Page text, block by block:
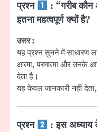
प्रश्न
: “गरीब
इतना महत्वपूर्ण क्यों है?
उत्तर :
यह प्रश्न सुनने में साधारण
आत्मा, परमात्मा और उनके
देता है।
यह केवल जानकारी नहीं
प्रश्न
: इस अध्याय